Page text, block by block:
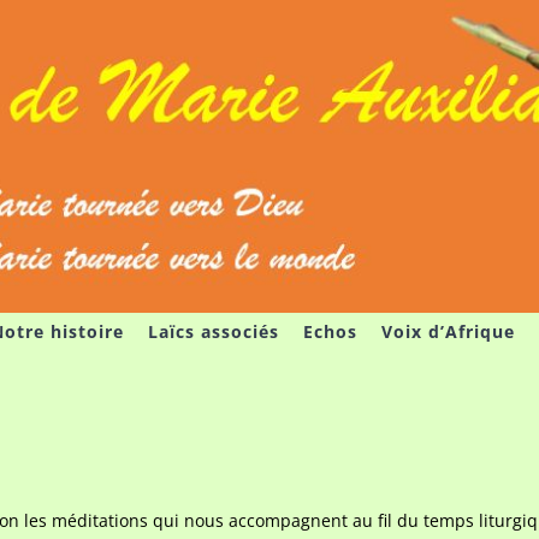
histoire Laïcs associés Echos Voix d’Afrique
les méditations qui nous accompagnent au fil du temps